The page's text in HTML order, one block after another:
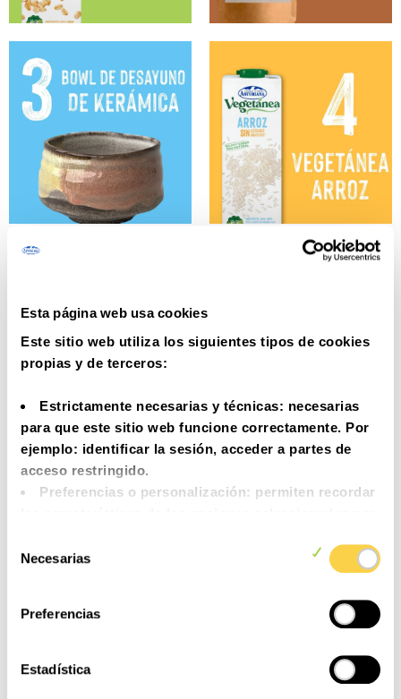
Esta página web usa cookies
Este sitio web utiliza los siguientes tipos de cookies
propias y de terceros:
Estrictamente necesarias y técnicas: necesarias
para que este sitio web funcione correctamente. Por
ejemplo: identificar la sesión, acceder a partes de
acceso restringido.
Preferencias o personalización: permiten recordar
idioma).
: para medir la actividad, usos
y accesos a los distintos contenidos y servicios
disponibles con el fin de introducir mejoras o nuevos
Funcionales
deNecesarias
Preferencias
Estadística